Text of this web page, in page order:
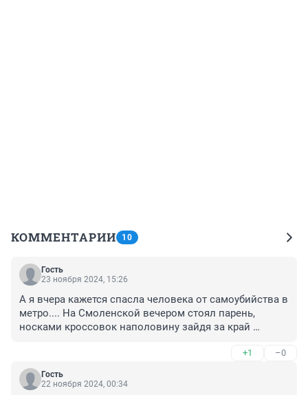
КОММЕНТАРИИ 10
Гость
23 ноября 2024, 15:26
А я вчера кажется спасла человека от самоубийства в
метро.... На Смоленской вечером стоял парень,
носками кроссовок наполовину зайдя за край
назад-вперёд.... У меня прям мелькнула мысль, что
сейчас явно упадёт на рельсы.. Схватила его за руку и
оттащила назад. По его реакции поняла, что он
+1 –0
Гость
22 ноября 2024, 00:34